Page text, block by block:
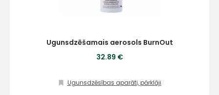
Ugunsdzēšamais aerosols BurnOut
32.89 €
Ugunsdzēsības aparāti, pārklāji